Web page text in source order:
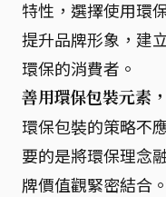
特性，選擇使用環
提升品牌形象，建
環保的消費者。
善用環保包裝元素
環保包裝的策略不
要的是將環保理念
牌價值觀緊密結合